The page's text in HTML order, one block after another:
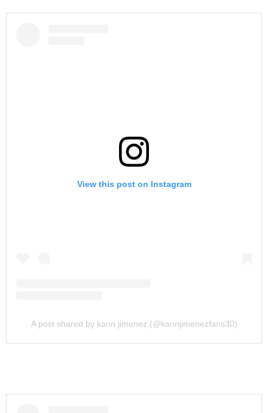
View this post on Instagram
A post shared by karin jimenez (@karinjimenezfans30)